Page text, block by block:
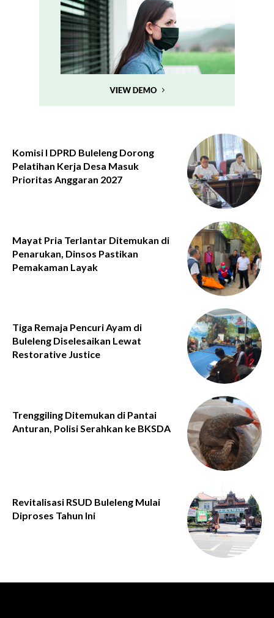
Komisi I DPRD Buleleng Dorong
Pelatihan Kerja Desa Masuk
Prioritas Anggaran 2027
Mayat Pria Terlantar Ditemukan di
Penarukan, Dinsos Pastikan
Pemakaman Layak
Tiga Remaja Pencuri Ayam di
Buleleng Diselesaikan Lewat
Restorative Justice
Trenggiling Ditemukan di Pantai
Anturan, Polisi Serahkan ke BKSDA
Revitalisasi RSUD Buleleng Mulai
Diproses Tahun Ini